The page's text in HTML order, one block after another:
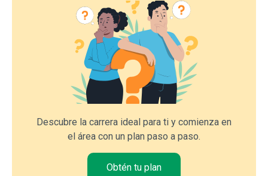
Descubre la carrera ideal para ti y comienza en
el área con un plan paso a paso.
Obtén tu plan